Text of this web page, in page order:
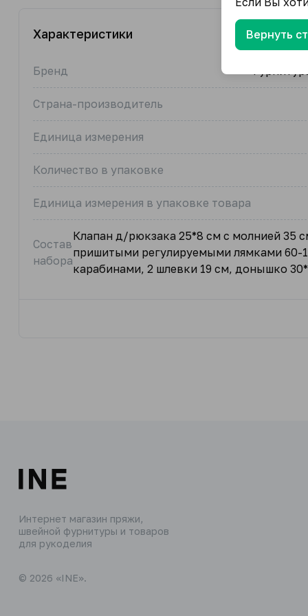
Характеристики
Бренд
Страна-производитель
Единица измерения
Количество в упаковке
Единица измерения в упаковке товара
Состав
набора
Клапан д/рюкзака 25*8 см с молнией 35
пришитыми регулируемыми лямками 60-
карабинами, 2 шлевки 19 см, донышко
Интернет магазин пряжи,
швейной фурнитуры и товаров
для рукоделия
© 2026 «INE».
Вернуть